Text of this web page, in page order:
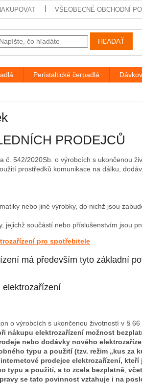
VŠEOBECNÉ OBCHODNÍ
HĽADAŤ
Peristaltické čerpadlá
PRODEJCŮ
č. 542/2020Sb. o výrobcích s ukončenou
prostředků komunikace na dálku,
nebo jiné výrobky, do nichž jsou
jejichž součástí nebo příslušenstvím jsou
pro spotřebitele
má především tyto základní
o výrobcích s ukončenou životností v §
nákupu elektrozařízení možnost
nebo dodávky nového
typu a použití (tzv. režim „kus za
prodejce elektrozařízení,
typu a použití, a to zcela bezplatně,
se tato povinnost vztahuje i na